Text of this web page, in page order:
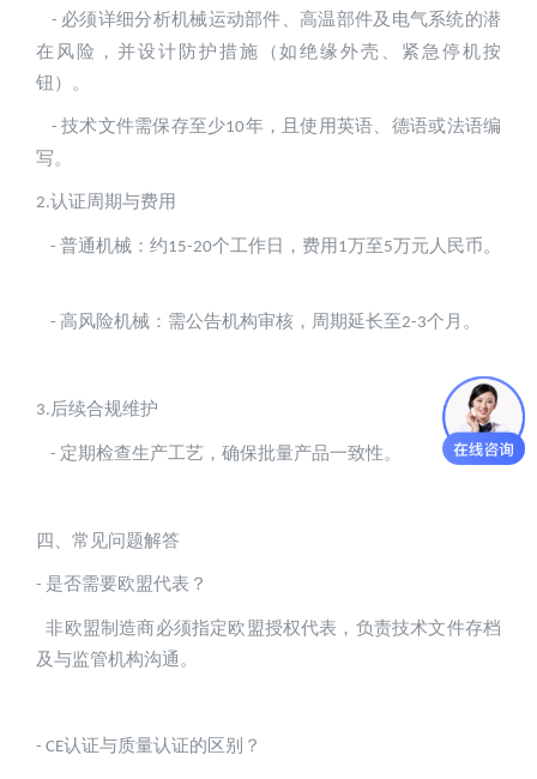
- 必须详细分析机械运动部件、高温部件及电气系统的潜
在风险，并设计防护措施（如绝缘外壳、紧急停机按
钮）。
- 技术文件需保存至少10年，且使用英语、德语或法语编
写。
2.认证周期与费用
- 普通机械：约15-20个工作日，费用 1万至5万元人民币。
- 高风险机械：需公告机构审核，周期延长至2-3个月。
3. 后续合规维护
- 定期检查生产工艺，确保批量产品一致性。
四、常见问题解答
- 是否需要欧盟代表？
非欧盟制造商必须指定欧盟授权代表，负责技术文件存档
及与监管机构沟通。
- CE认证与质量认证的区别？